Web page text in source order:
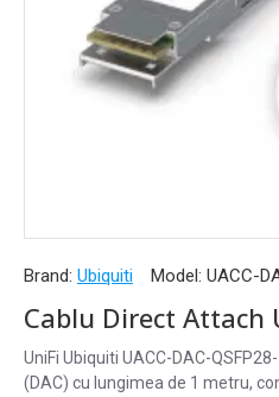
Brand: Ubiquiti Model: UACC-
UniFi Ubiquiti UACC-DAC-
(DAC) cu lungimea de 1 metru,